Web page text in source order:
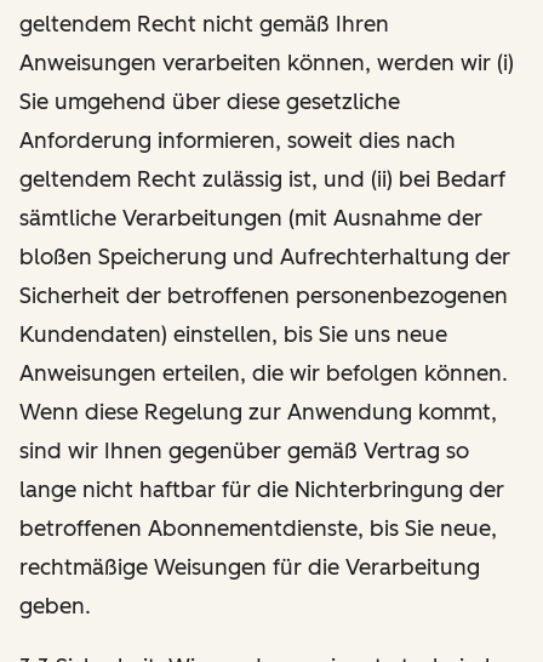
geltendem Recht nicht gemäß Ihren
Anweisungen verarbeiten können, werden wir (i)
Sie umgehend über diese gesetzliche
Anforderung informieren, soweit dies nach
geltendem Recht zulässig ist, und (ii) bei Bedarf
sämtliche Verarbeitungen (mit Ausnahme der
bloßen Speicherung und Aufrechterhaltung der
Sicherheit der betroffenen personenbezogenen
Kundendaten) einstellen, bis Sie uns neue
Anweisungen erteilen, die wir befolgen können.
Wenn diese Regelung zur Anwendung kommt,
sind wir Ihnen gegenüber gemäß Vertrag so
lange nicht haftbar für die Nichterbringung der
betroffenen Abonnementdienste, bis Sie neue,
rechtmäßige Weisungen für die Verarbeitung
geben.